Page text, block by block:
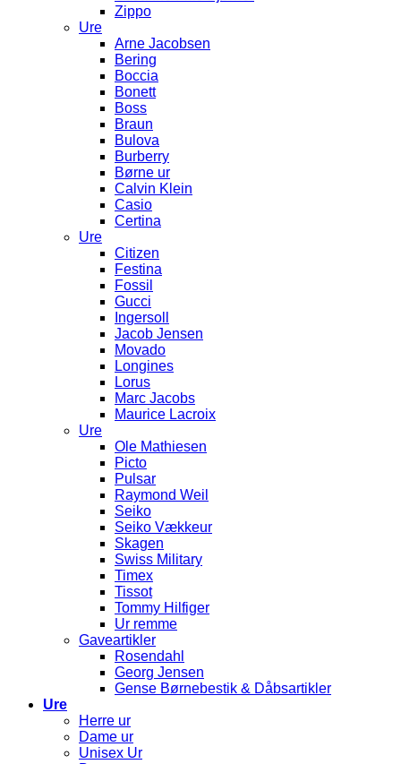
Zippo
Ure
Arne Jacobsen
Bering
Boccia
Bonett
Boss
Braun
Bulova
Burberry
Børne ur
Calvin Klein
Casio
Certina
Ure
Citizen
Festina
Fossil
Gucci
Ingersoll
Jacob Jensen
Movado
Longines
Lorus
Marc Jacobs
Maurice Lacroix
Ure
Ole Mathiesen
Picto
Pulsar
Raymond Weil
Seiko
Seiko Vækkeur
Skagen
Swiss Military
Timex
Tissot
Tommy Hilfiger
Ur remme
Gaveartikler
Rosendahl
Georg Jensen
Gense Børnebestik & Dåbsartikler
Ure
Herre ur
Dame ur
Unisex Ur